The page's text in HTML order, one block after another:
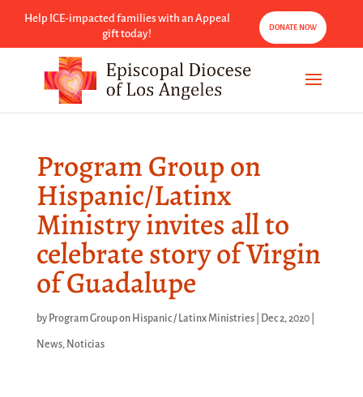
Help ICE-impacted families with an Appeal
gift today!
DONATE NOW
Program Group on
Hispanic/Latinx
Ministry invites all to
celebrate story of Virgin
of Guadalupe
by Program Group on Hispanic / Latinx Ministries| Dec 2, 2020|
News, Noticias